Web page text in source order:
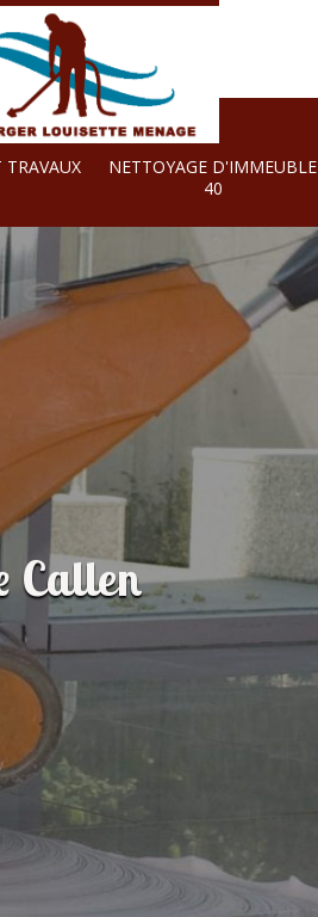
TRAVAUX
NETTOYAGE D'IMMEUBLE
40
Callen